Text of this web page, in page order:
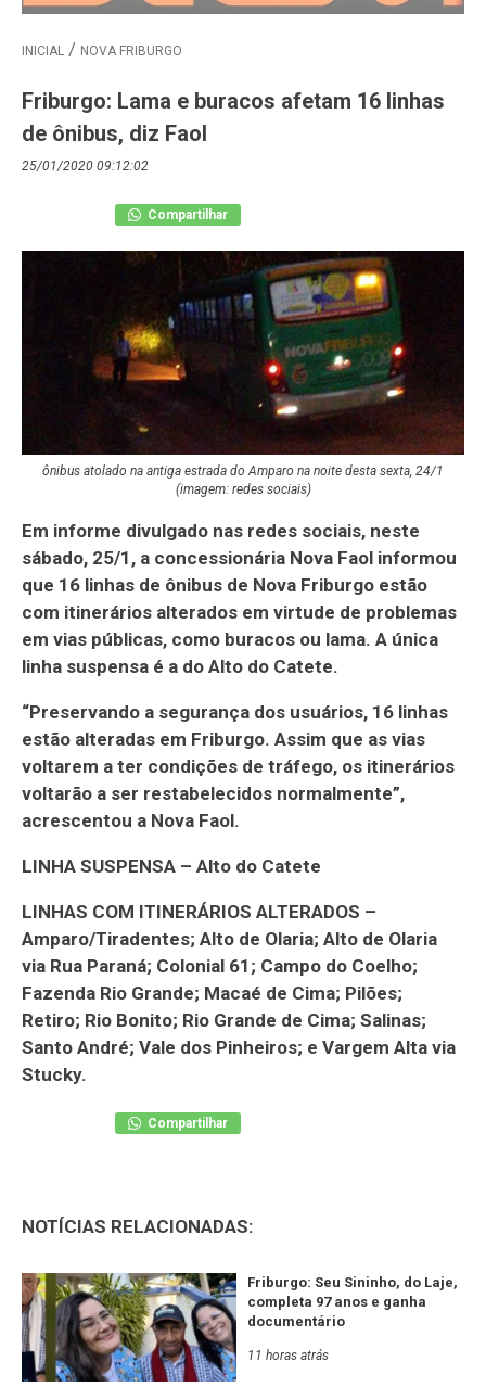
INICIAL NOVA FRIBURGO
Friburgo: Lama e buracos afetam 16 linhas
de ônibus, diz Faol
25/01/2020 09:12:02
Compartilhar
ônibus atolado na antiga estrada do Amparo na noite desta sexta, 24/1
(imagem: redes sociais)
Em informe divulgado nas redes sociais, neste
sábado, 25/1, a concessionária Nova Faol informou
que 16 linhas de ônibus de Nova Friburgo estão
com itinerários alterados em virtude de problemas
em vias públicas, como buracos ou lama. A única
linha suspensa é a do Alto do Catete.
“Preservando a segurança dos usuários, 16 linhas
estão alteradas em Friburgo. Assim que as vias
voltarem a ter condições de tráfego, os itinerários
voltarão a ser restabelecidos normalmente”,
acrescentou a Nova Faol.
LINHA SUSPENSA – Alto do Catete
LINHAS COM ITINERÁRIOS ALTERADOS –
Amparo/Tiradentes; Alto de Olaria; Alto de Olaria
via Rua Paraná; Colonial 61; Campo do Coelho;
Fazenda Rio Grande; Macaé de Cima; Pilões;
Retiro; Rio Bonito; Rio Grande de Cima; Salinas;
Santo André; Vale dos Pinheiros; e Vargem Alta via
Stucky.
Compartilhar
NOTÍCIAS RELACIONADAS:
Friburgo: Seu Sininho, do Laje,
completa 97 anos e ganha
documentário
11 horas atrás